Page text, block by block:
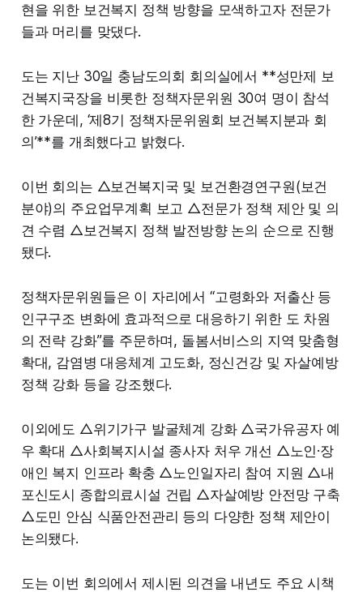
현을 위한 보건복지 정책 방향을 모색하고자 전문가
들과 머리를 맞댔다.
도는 지난 30일 충남도의회 회의실에서 **성만제 보
건복지국장을 비롯한 정책자문위원 30여 명이 참석
한 가운데, ‘제8기 정책자문위원회 보건복지분과 회
의’**를 개최했다고 밝혔다.
이번 회의는 △보건복지국 및 보건환경연구원(보건
분야)의 주요업무계획 보고 △전문가 정책 제안 및 의
견 수렴 △보건복지 정책 발전방향 논의 순으로 진행
됐다.
정책자문위원들은 이 자리에서 “고령화와 저출산 등
인구구조 변화에 효과적으로 대응하기 위한 도 차원
의 전략 강화”를 주문하며, 돌봄서비스의 지역 맞춤형
확대, 감염병 대응체계 고도화, 정신건강 및 자살예방
정책 강화 등을 강조했다.
이외에도 △위기가구 발굴체계 강화 △국가유공자 예
우 확대 △사회복지시설 종사자 처우 개선 △노인·장
애인 복지 인프라 확충 △노인일자리 참여 지원 △내
포신도시 종합의료시설 건립 △자살예방 안전망 구축
△도민 안심 식품안전관리 등의 다양한 정책 제안이
논의됐다.
도는 이번 회의에서 제시된 의견을 내년도 주요 시책